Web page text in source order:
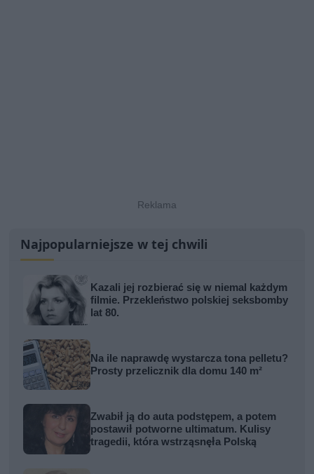
Najpopularniejsze w tej chwili
Kazali jej rozbierać się w niemal każdym
filmie. Przekleństwo polskiej seksbomby
lat 80.
Na ile naprawdę wystarcza tona pelletu?
Prosty przelicznik dla domu 140 m²
Zwabił ją do auta podstępem, a potem
postawił potworne ultimatum. Kulisy
tragedii, która wstrząsnęła Polską